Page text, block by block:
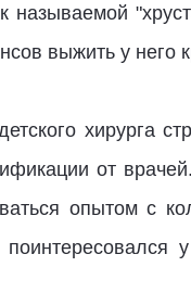
называемой
выжить у него
хирурга
от
опытом с